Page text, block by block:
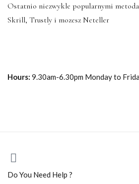
Ostatnio niezwykle popularnymi
Skrill, Trustly i mozesz Neteller
Hours: 9.30am-6.30pm Monday to
Do You Need Help ?